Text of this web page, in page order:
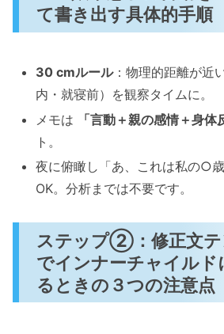
て書き出す具体的手順
30 cmルール：物理的距離が近
内・就寝前）を観察タイムに。
メモは
「言動＋親の感情＋身体
ト。
夜に俯瞰し「あ、これは私の○
OK。分析までは不要です。
ステップ②：修正文テ
でインナーチャイルド
るときの３つの注意点